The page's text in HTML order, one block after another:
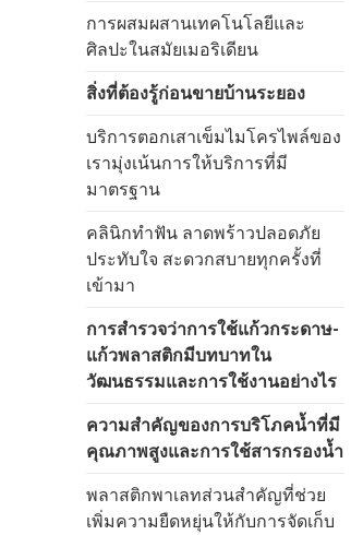
การผสมผสานเทคโนโลยีและ
ศิลปะในสมัยเมอริเดียน
สิ่งที่ต้องรู้ก่อนขายบ้านระยอง
บริการตอกเสาเข็มไมโครไพล์ของ
เรามุ่งเน้นการให้บริการที่มี
มาตรฐาน
คลินิกทำฟัน ลาดพร้าวปลอดภัย
ประทับใจ สะดวกสบายทุกครั้งที่
เข้ามา
การสำรวจว่าการใช้แก้วกระดาษ-
แก้วพลาสติกมีบทบาทใน
วัฒนธรรมและการใช้งานอย่างไร
ความสำคัญของการบริโภคน้ำที่มี
คุณภาพสูงและการใช้สารกรองน้ำ
พลาสติกพาเลทส่วนสำคัญที่ช่วย
เพิ่มความยืดหยุ่นให้กับการจัดเก็บ